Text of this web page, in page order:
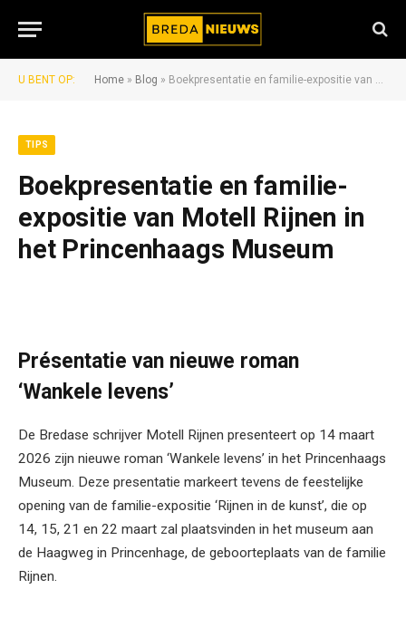
U BENT OP: Home » Blog » Boekpresentatie en familie-expositie van Motell Rijnen in het Princenhaags Museum
TIPS
Boekpresentatie en familie-
expositie van Motell Rijnen in
het Princenhaags Museum
Présentatie van nieuwe roman
‘Wankele levens’
De Bredase schrijver Motell Rijnen presenteert op 14 maart
2026 zijn nieuwe roman ‘Wankele levens’ in het Princenhaags
Museum. Deze presentatie markeert tevens de feestelijke
opening van de familie-expositie ‘Rijnen in de kunst’, die op
14, 15, 21 en 22 maart zal plaatsvinden in het museum aan
de Haagweg in Princenhage, de geboorteplaats van de familie
Rijnen.